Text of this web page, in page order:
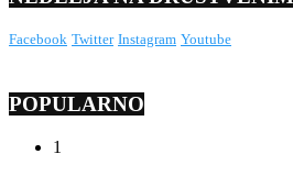
Facebook Twitter Instagram Youtube
POPULARNO
1